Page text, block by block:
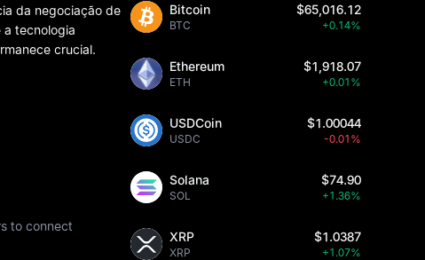
da negociação de
tecnologia
crucial.
to connect
Bitcoin
BTC
$65,016.12
+0.14%
Ethereum
ETH
$1,918.07
+0.01%
USDCoin
USDC
$1.00044
-0.01%
Solana
SOL
$74.90
+1.36%
XRP
XRP
$1.0387
+1.07%